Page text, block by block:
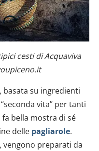
cesti di Acquaviva
basata su ingredienti
vita” per tanti
bella mostra di sé
delle pagliarole.
vengono preparati da